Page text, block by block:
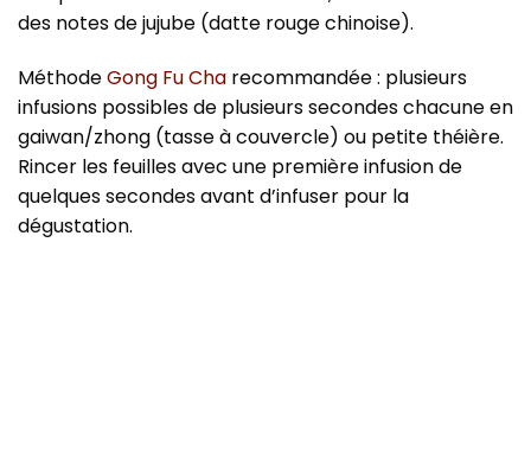
des notes de jujube (datte rouge chinoise).
MéthodeGong Fu Cha recommandée : plusieurs
infusions possibles de plusieurs secondes chacune en
gaiwan/zhong (tasse à couvercle) ou petite théière.
Rincer les feuilles avec une première infusion de
quelques secondes avant d’infuser pour la
dégustation.